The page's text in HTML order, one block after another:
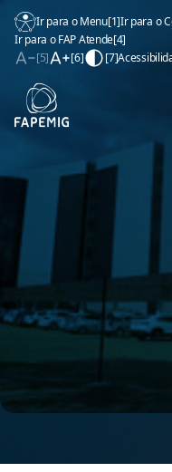
Ir para o Menu[1]Ir para o
Ir para o FAP Atende[4]
[5]
[6] [7]